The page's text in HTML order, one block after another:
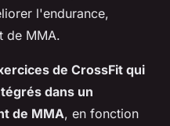
l'endurance,
de MMA.
de CrossFit qui
dans un
de MMA, en fonction